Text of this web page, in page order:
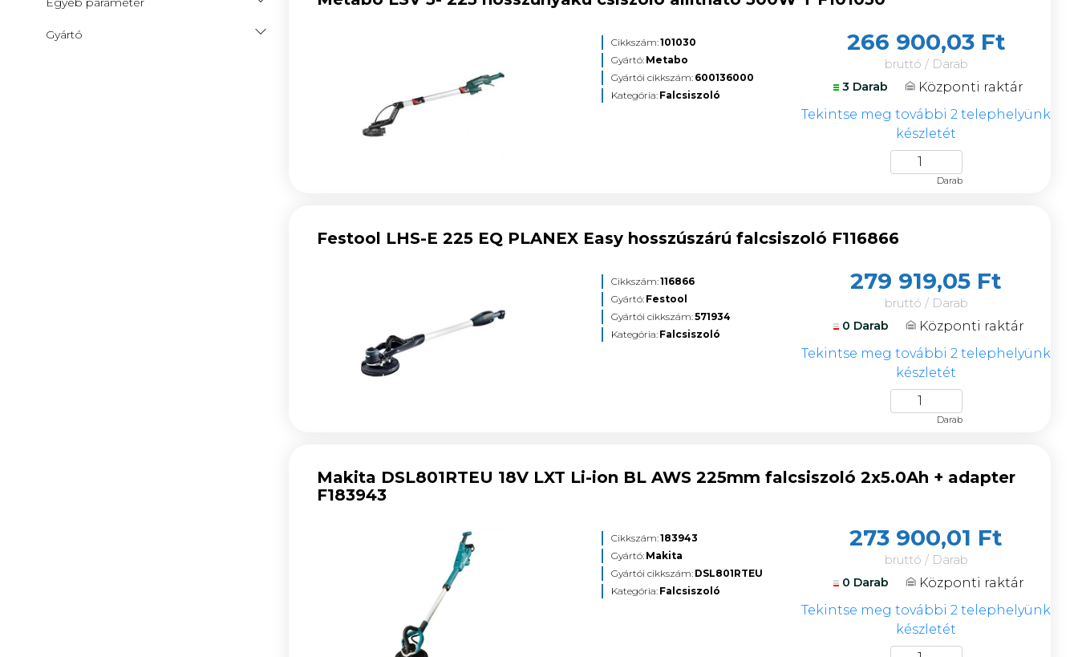
Fémipari szalagfürészgépek
Gyártó
Cikkszám:101030
Gyártó: Metabo
Gyártói cikkszám: 600136000
Kategória: Falcsiszoló
266 900,03 Ft
bruttó / Darab
3 Darab
Központi raktár
Tekintse meg további 2 telephelyünk
készletét
Darab
Festool LHS-E 225 EQ PLANEX Easy hosszúszárú falcsiszoló F116866
Cikkszám:116866
Gyártó: Festool
Gyártói cikkszám:571934
Kategória: Falcsiszoló
279 919,05 Ft
bruttó / Darab
0 Darab
Központi raktár
Tekintse meg további 2 telephelyünk
készletét
Darab
Makita DSL801RTEU 18V LXT Li-ion BL AWS 225mm falcsiszoló 2x5.0Ah + adapter
F183943
Cikkszám:183943
Gyártó: Makita
Gyártói cikkszám: DSL801RTEU
Kategória: Falcsiszoló
273 900,01 Ft
bruttó / Darab
0 Darab
Központi raktár
Tekintse meg további 2 telephelyünk
készletét